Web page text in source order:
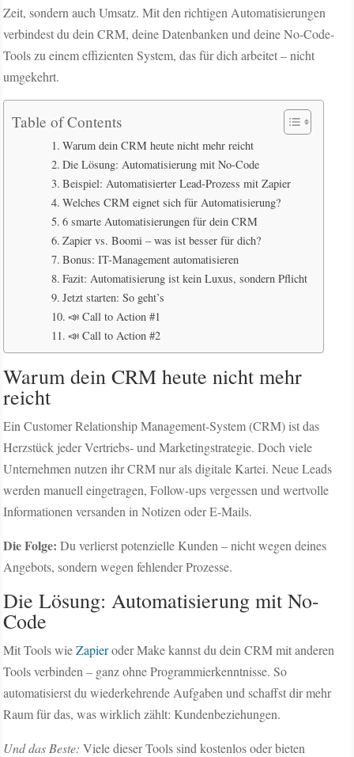
Zeit, sondern auch Umsatz. Mit den richtigen Automatisierungen
verbindest du dein CRM, deine Datenbanken und deine No-Code-
Tools zu einem effizienten System, das für dich arbeitet – nicht
umgekehrt.
Table of Contents
Warum dein CRM heute nicht mehr reicht
Die Lösung: Automatisierung mit No-Code
Beispiel: Automatisierter Lead-Prozess mit Zapier
Welches CRM eignet sich für Automatisierung?
6 smarte Automatisierungen für dein CRM
Zapier vs. Boomi – was ist besser für dich?
Bonus: IT-Management automatisieren
Fazit: Automatisierung ist kein Luxus, sondern Pflicht
Jetzt starten: So geht’s
📣 Call to Action #1
📣 Call to Action #2
Warum dein CRM heute nicht mehr
reicht
Ein Customer Relationship Management-System (CRM) ist das
Herzstück jeder Vertriebs- und Marketingstrategie. Doch viele
Unternehmen nutzen ihr CRM nur als digitale Kartei. Neue Leads
werden manuell eingetragen, Follow-ups vergessen und wertvolle
Informationen versanden in Notizen oder E-Mails.
Die Folge: Du verlierst potenzielle Kunden – nicht wegen deines
Angebots, sondern wegen fehlender Prozesse.
Die Lösung: Automatisierung mit No-
Code
Mit Tools wieZapieroder Make kannst du dein CRM mit anderen
Tools verbinden – ganz ohne Programmierkenntnisse. So
automatisierst du wiederkehrende Aufgaben und schaffst dir mehr
Raum für das, was wirklich zählt: Kundenbeziehungen.
Und das Beste: Viele dieser Tools sind kostenlos oder bieten